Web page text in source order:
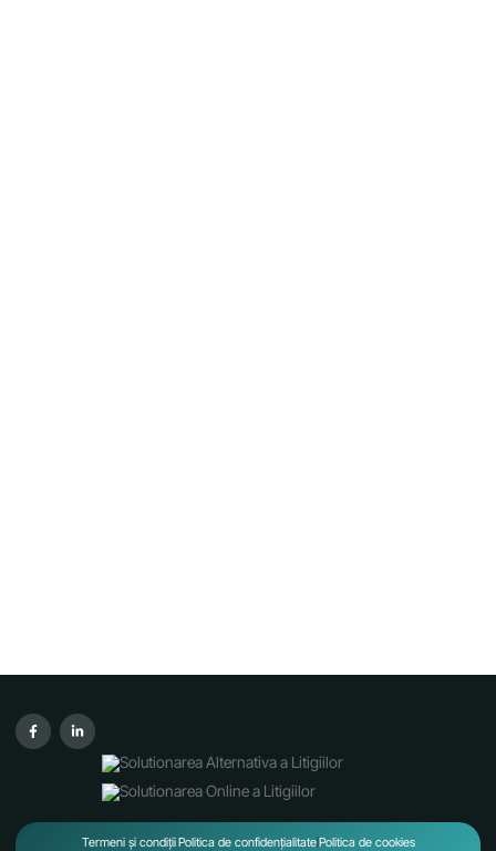
Termeni și condițiiPolitica de confidențialitatePolitica de cookies